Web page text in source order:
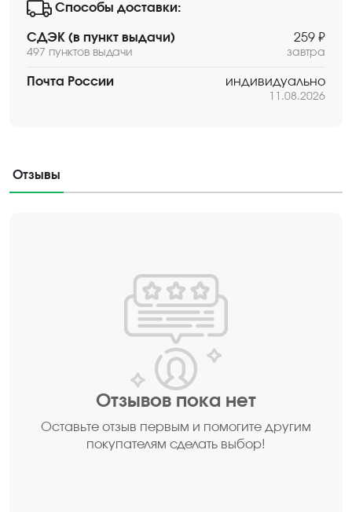
Способы доставки:
СДЭК (в пункт выдачи)
497 пунктов выдачи
259 ₽
завтра
Почта России индивидуально
11.08.2026
Отзывы
Отзывов пока нет
Оставьте отзыв первым и помогите другим
покупателям сделать выбор!